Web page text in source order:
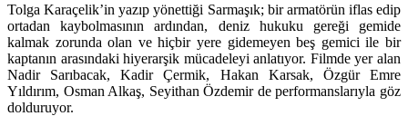
Tolga Karaçelik’in yazıp yönettiği Sarmaşık; bir armatörün iflas edip
ortadan kaybolmasının ardından, deniz hukuku gereği gemide
kalmak zorunda olan ve hiçbir yere gidemeyen beş gemici ile bir
kaptanın arasındaki hiyerarşik mücadeleyi anlatıyor. Filmde yer alan
Nadir Sarıbacak,Kadir Çermik, Hakan Karsak, Özgür Emre
Yıldırım, Osman Alkaş, Seyithan Özdemir de performanslarıyla göz
dolduruyor.